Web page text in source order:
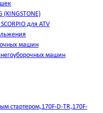
(KINGSTONE)
для ATV
машин
машин
стартером,170F-D-TR,170F-